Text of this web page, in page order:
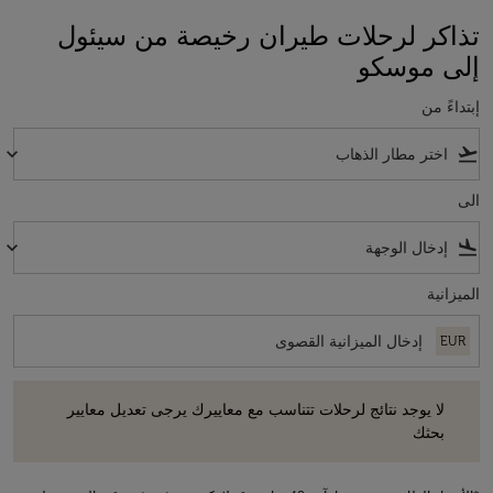
تذاكر لرحلات طيران رخيصة من سيئول
إلى موسكو
إبتداءً من
flight_takeoff
keyboard_arrow_down
الى
flight_land
keyboard_arrow_down
الميزانية
EUR
لا يوجد نتائج لرحلات تتناسب مع معاييرك يرجى تعديل معايير
بحثك